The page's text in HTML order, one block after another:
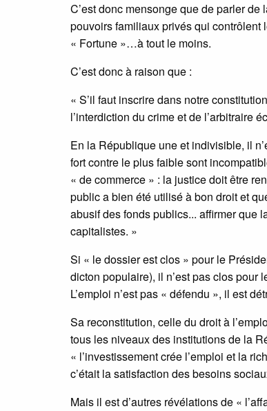
C’est donc mensonge que de parler
pouvoirs familiaux privés qui contrôlent
« Fortune »…à tout le moins.
C’est donc à raison que :
« S’il faut inscrire dans notre
l’interdiction du crime et de l’arbitraire
En la République une et indivisible, il
fort contre le plus faible sont
« de commerce » : la justice doit être
public a bien été utilisé à bon droit et
abusif des fonds publics... affirmer que
capitalistes. »
Si « le dossier est clos » pour le
dicton populaire), il n’est pas clos pour
L’emploi n’est pas « défendu », il est
Sa reconstitution, celle du droit à
tous les niveaux des institutions de la
« l’investissement crée l’emploi et la
c’était la satisfaction des besoins
Mais il est d’autres révélations de «